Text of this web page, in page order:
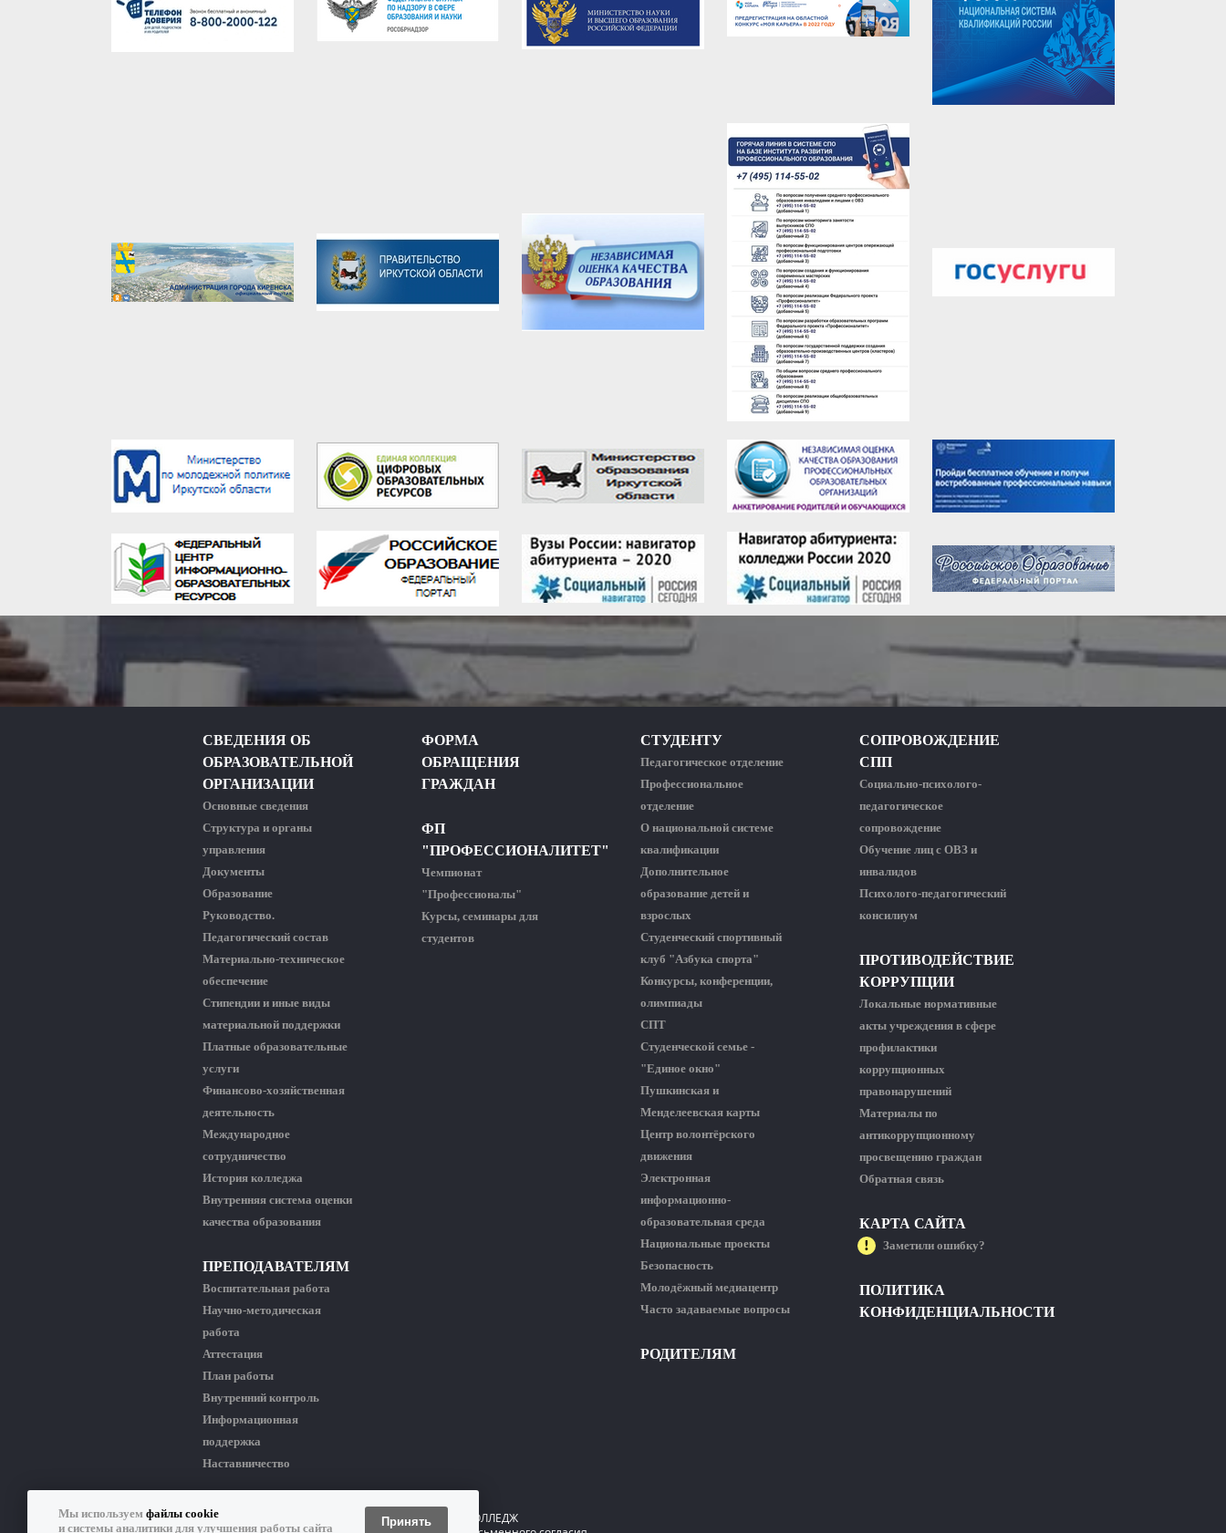
СВЕДЕНИЯ ОБ
ОБРАЗОВАТЕЛЬНОЙ
ОРГАНИЗАЦИИ
Основные сведения
Структура и органы
управления
Документы
Образование
Руководство.
Педагогический состав
Материально-техническое
обеспечение
Стипендии и иные виды
материальной поддержки
Платные образовательные
услуги
Финансово-хозяйственная
деятельность
Международное
сотрудничество
История колледжа
Внутренняя система оценки
качества образования
ПРЕПОДАВАТЕЛЯМ
Воспитательная работа
Научно-методическая
работа
Аттестация
План работы
Внутренний контроль
Информационная
поддержка
Наставничество
ФОРМА
ОБРАЩЕНИЯ
ГРАЖДАН
ФП
"ПРОФЕССИОНАЛИТЕТ"
Чемпионат
"Профессионалы"
Курсы, семинары для
студентов
СТУДЕНТУ
Педагогическое отделение
Профессиональное
отделение
О национальной системе
квалификации
Дополнительное
образование детей и
взрослых
Студенческий спортивный
клуб "Азбука спорта"
Конкурсы, конференции,
олимпиады
СПТ
Студенческой семье -
"Единое окно"
Пушкинская и
Менделеевская карты
Центр волонтёрского
движения
Электронная
информационно-
образовательная среда
Национальные проекты
Безопасность
Молодёжный медиацентр
Часто задаваемые вопросы
РОДИТЕЛЯМ
СОПРОВОЖДЕНИЕ
СПП
Социально-психолого-
педагогическое
сопровождение
Обучение лиц с ОВЗ и
инвалидов
Психолого-педагогический
консилиум
ПРОТИВОДЕЙСТВИЕ
КОРРУПЦИИ
Локальные нормативные
акты учреждения в сфере
профилактики
коррупционных
правонарушений
Материалы по
антикоррупционному
просвещению граждан
Обратная связь
КАРТА САЙТА
Заметили ошибку?
ПОЛИТИКА
КОНФИДЕНЦИАЛЬНОСТИ
КИРЕНСКИЙ ПРОФЕССИОНАЛЬНО-ПЕДАГОГИЧЕСКИЙ КОЛЛЕДЖ
Мы используем файлы cookie
и системы аналитики для улучшения работы сайта
Принять